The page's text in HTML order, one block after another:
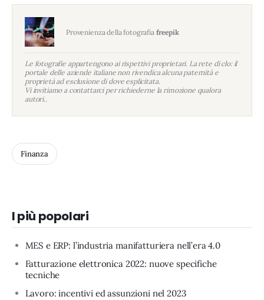
Provenienza della fotografia freepik
Le fotografie appartengono ai rispettivi proprietari. La rete di clo: il
portale delle aziende italiane non rivendica alcuna paternità e
proprietà ad esclusione di dove esplicitata.
Vi invitiamo a contattarci per richiederne la rimozione qualora
autori..
Finanza
I più popolari
MES e ERP: l’industria manifatturiera nell’era 4.0
Fatturazione elettronica 2022: nuove specifiche
tecniche
Lavoro: incentivi ed assunzioni nel 2023